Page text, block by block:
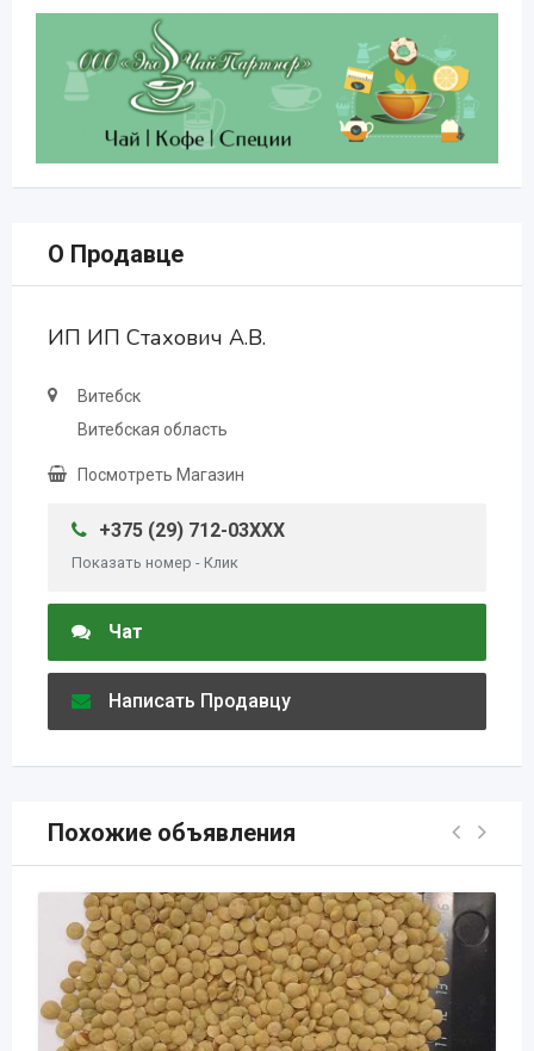
О Продавце
ИП ИП Стахович А.В.
Витебск
Витебская область
Посмотреть Магазин
+375 (29) 712-03XXX
Показать номер - Клик
Чат
Написать Продавцу
Похожие объявления